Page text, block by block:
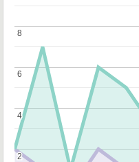
2
2
4
4
6
6
8
8